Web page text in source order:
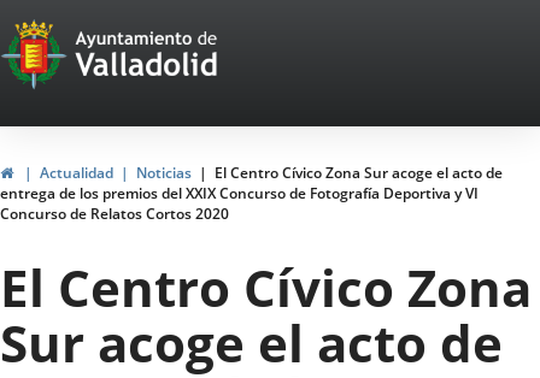
Portal
Web
del
Ayuntamiento
de
Valladolid
HomeActualidad Noticias
El Centro Cívico Zona Sur acoge el acto de
entrega de los premios del XXIX Concurso de Fotografía Deportiva y VI
Concurso de Relatos Cortos 2020
El Centro Cívico Zona
Sur acoge el acto de